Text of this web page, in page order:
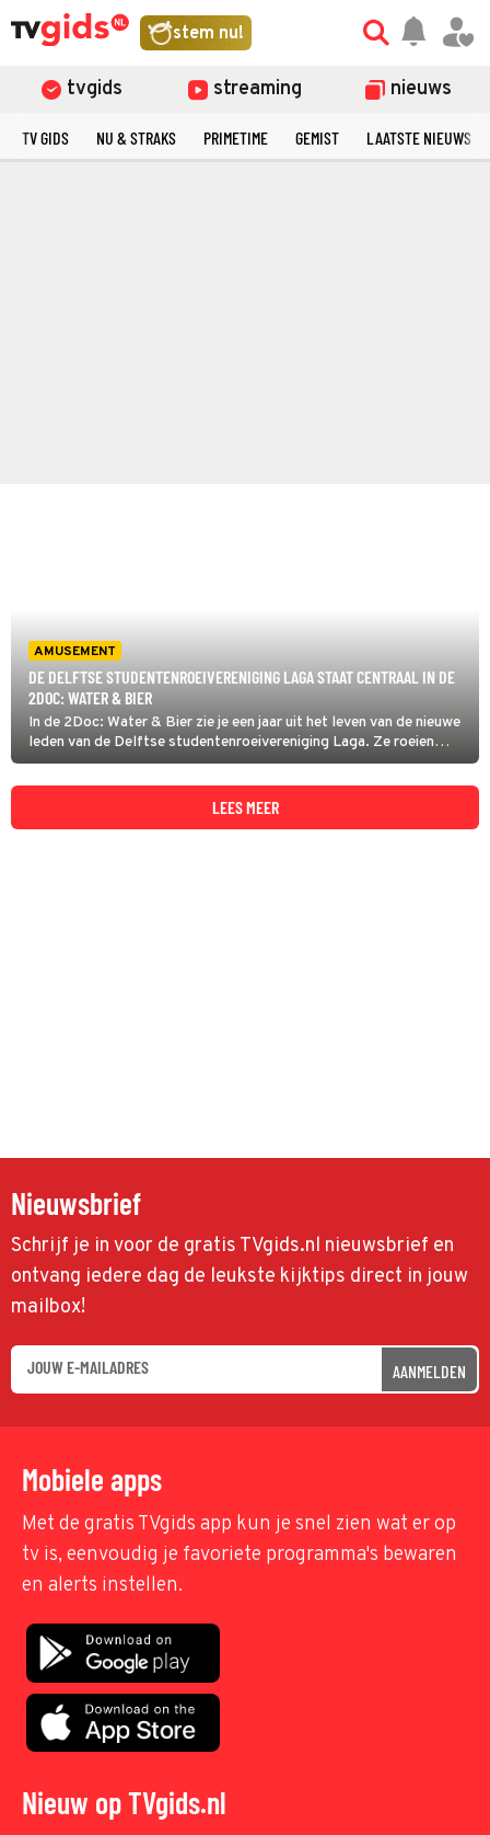
stem nu!
tvgids streaming nieuws
TV GIDS NU & STRAKS PRIMETIME GEMIST LAATSTE NIEUWS
AMUSEMENT
DE DELFTSE STUDENTENROEIVERENIGING LAGA STAAT CENTRAAL IN DE
2DOC: WATER & BIER
In de 2Doc: Water & Bier zie je een jaar uit het leven van de nieuwe
leden van de Delftse studentenroeivereniging Laga. Ze roeien
keihard om de allerbeste te zijn. Daarna feesten ze nog harder,
want bij Laga bouwt men vriendschappen voor het leven op.
LEES MEER
Nieuwsbrief
Schrijf je in voor de gratis TVgids.nl nieuwsbrief en
ontvang iedere dag de leukste kijktips direct in jouw
mailbox!
AANMELDEN
Mobiele apps
Met de gratis TVgids app kun je snel zien wat er op
tv is, eenvoudig je favoriete programma's bewaren
en alerts instellen.
Nieuw op TVgids.nl